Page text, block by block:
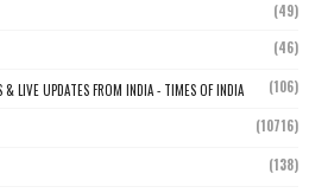
(49)
(46)
& LIVE UPDATES FROM INDIA - TIMES OF INDIA (106)
(10716)
(138)